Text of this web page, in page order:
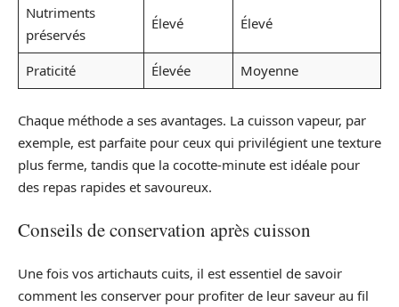
Nutriments
préservés
Élevé Élevé
Praticité Élevée Moyenne
Chaque méthode a ses avantages. La cuisson vapeur, par
exemple, est parfaite pour ceux qui privilégient une texture
plus ferme, tandis que la cocotte-minute est idéale pour
des repas rapides et savoureux.
Conseils de conservation après cuisson
Une fois vos artichauts cuits, il est essentiel de savoir
comment les conserver pour profiter de leur saveur au fil